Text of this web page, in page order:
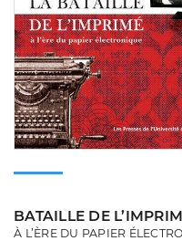
BATAILLE DE
À L’ÈRE DU PAPIER